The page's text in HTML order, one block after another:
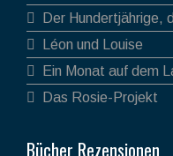
Der Hundertjährige,
verschwand
Léon und Louise
Ein Monat auf dem
Das Rosie-Projekt
Bücher Rezensionen